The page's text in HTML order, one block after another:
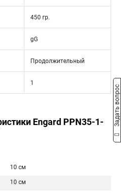
450 гр.
gG
Продолжительный
1
Engard PPN35-1-
10 см
10 см
Задать вопрос